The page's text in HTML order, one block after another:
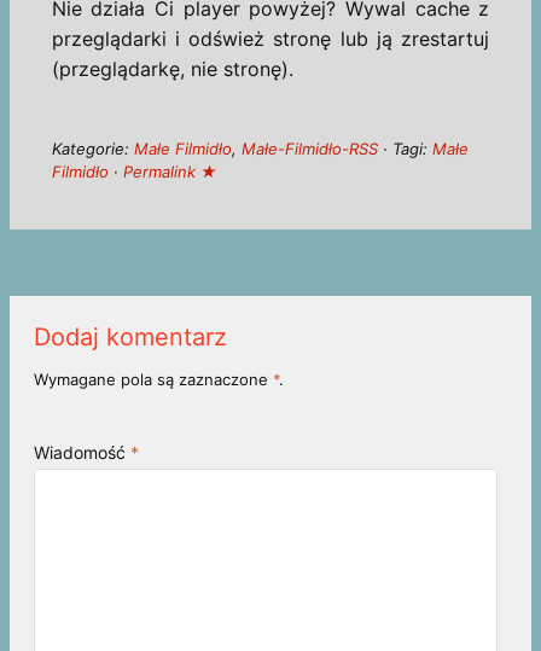
Nie działa Ci player powyżej? Wywal cache z
przeglądarki i odśwież stronę lub ją zrestartuj
(przeglądarkę, nie stronę).
Kategorie: Małe Filmidło, Małe-Filmidło-RSS· Tagi: Małe
Filmidło · Permalink ★
Dodaj komentarz
Wymagane pola są zaznaczone *.
Wiadomość *